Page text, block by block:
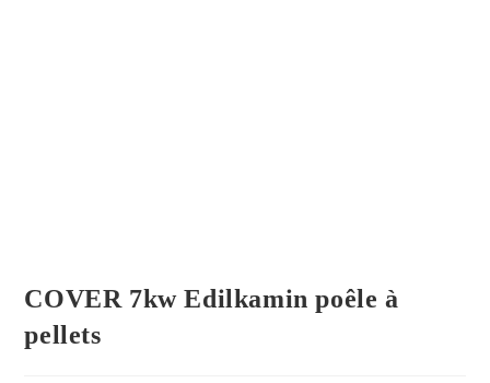
COVER 7kw Edilkamin poêle à
pellets